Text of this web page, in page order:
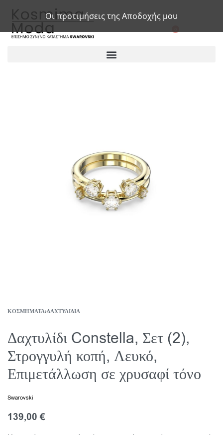
ΚΟΣΜΉΜΑΤΑ›ΔΑΧΤΥΛΊΔΙΑ
Δαχτυλίδι Constella, Σετ (2),
Στρογγυλή κοπή, Λευκό,
Επιμετάλλωση σε χρυσαφί τόνο
Swarovski
139,00€
Οι προτιμήσεις της Αποδοχής μου